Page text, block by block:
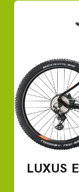
LUXUS